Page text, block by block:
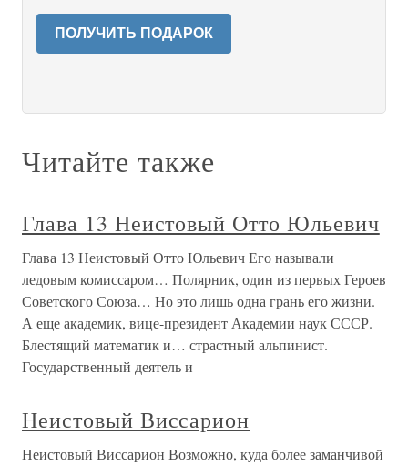
ПОЛУЧИТЬ ПОДАРОК
Читайте также
Глава 13 Неистовый Отто Юльевич
Глава 13 Неистовый Отто Юльевич Его называли
ледовым комиссаром… Полярник, один из первых Героев
Советского Союза… Но это лишь одна грань его жизни.
А еще академик, вице-президент Академии наук СССР.
Блестящий математик и… страстный альпинист.
Государственный деятель и
Неистовый Виссарион
Неистовый Виссарион Возможно, куда более заманчивой